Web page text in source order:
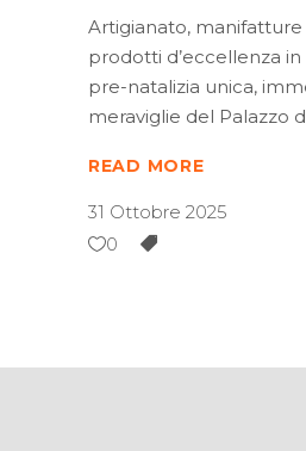
Artigianato,
prodotti d’eccellenza in
pre-natalizia unica,
meraviglie del Palazzo
READ MORE
31 Ottobre 2025
0